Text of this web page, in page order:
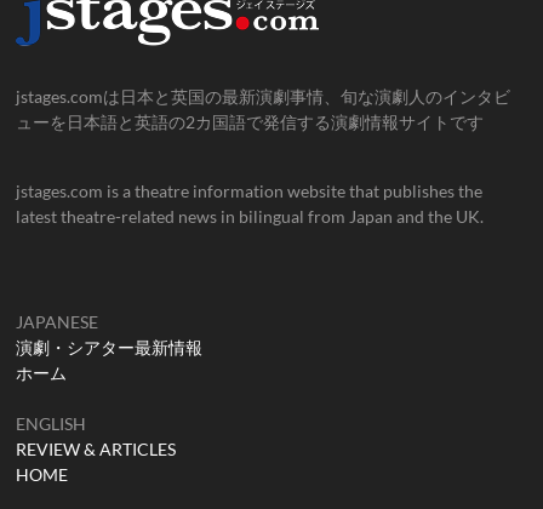
jstages.comは日本と英国の最新演劇事情、旬な演劇人のインタビ
ューを日本語と英語の2カ国語で発信する演劇情報サイトです
jstages.com is a theatre information website that publishes the
latest theatre-related news in bilingual from Japan and the UK.
JAPANESE
演劇・シアター最新情報
ホーム
ENGLISH
REVIEW & ARTICLES
HOME